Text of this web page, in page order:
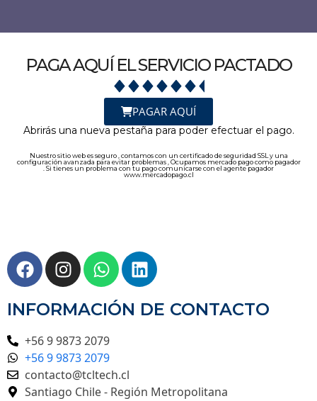
PAGA AQUÍ EL SERVICIO PACTADO
PAGAR AQUÍ
Abrirás una nueva pestaña para poder efectuar el pago.
Nuestro sitio web es seguro , contamos con un certificado de seguridad SSL y una
configuración avanzada para evitar problemas , Ocupamos mercado pago como pagador
. Si tienes un problema con tu pago comunicarse con el agente pagador
www.mercadopago.cl
INFORMACIÓN DE CONTACTO
+56 9 9873 2079
+56 9 9873 2079
contacto@tcltech.cl
Santiago Chile - Región Metropolitana